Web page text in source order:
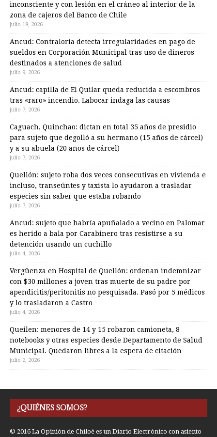
inconsciente y con lesión en el cráneo al interior de la
zona de cajeros del Banco de Chile
julio 18, 2026
Ancud: Contraloría detecta irregularidades en pago de
sueldos en Corporación Municipal tras uso de dineros
destinados a atenciones de salud
julio 9, 2026
Ancud: capilla de El Quilar queda reducida a escombros
tras «raro» incendio. Labocar indaga las causas
julio 7, 2026
Caguach, Quinchao: dictan en total 35 años de presidio
para sujeto que degolló a su hermano (15 años de cárcel)
y a su abuela (20 años de cárcel)
julio 7, 2026
Quellón: sujeto roba dos veces consecutivas en vivienda e
incluso, transeúntes y taxista lo ayudaron a trasladar
especies sin saber que estaba robando
julio 7, 2026
Ancud: sujeto que habría apuñalado a vecino en Palomar
es herido a bala por Carabinero tras resistirse a su
detención usando un cuchillo
julio 4, 2026
Vergüenza en Hospital de Quellón: ordenan indemnizar
con $30 millones a joven tras muerte de su padre por
apendicitis/peritonitis no pesquisada. Pasó por 5 médicos
y lo trasladaron a Castro
julio 4, 2026
Queilen: menores de 14 y 15 robaron camioneta, 8
notebooks y otras especies desde Departamento de Salud
Municipal. Quedaron libres a la espera de citación
julio 2, 2026
¿QUIÉNES SOMOS?
© 2016 La Opinión de Chiloé es un Diario Electrónico con asiento